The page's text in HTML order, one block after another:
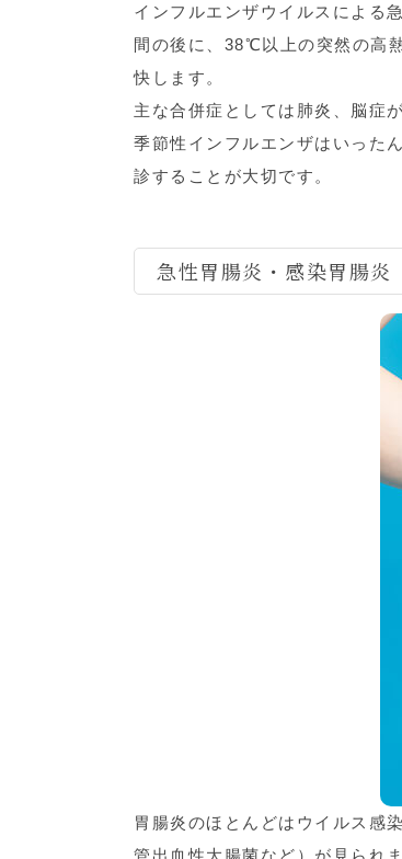
インフルエンザウイルスによる
間の後に、38℃以上の突然の高
快します。
主な合併症としては肺炎、脳症
季節性インフルエンザはいった
診することが大切です。
急性胃腸炎・感染胃腸炎
胃腸炎のほとんどはウイルス感
管出血性大腸菌など）が見られま